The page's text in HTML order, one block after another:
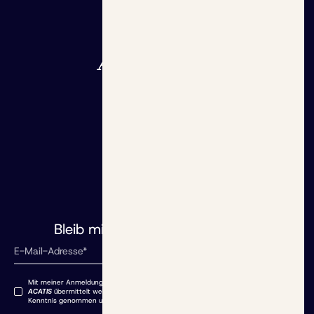
Bleib mit uns auf
Mit meiner Anmeldung stimme ich zu, dass meine angegebenen Daten an
ACATIS übermittelt werden. Die Datenschutzbestimmungen habe ich zur
Kenntnis genommen und akzeptiere sie.